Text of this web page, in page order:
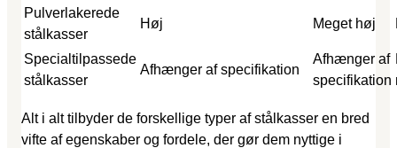
Pulverlakerede
stålkasser
Høj Meget høj
Specialtilpassede
stålkasser
Afhænger af specifikation
Afhænger af
specifikation
Alt i alt tilbyder de forskellige typer af stålkasser en bred
vifte af egenskaber og fordele, der gør dem nyttige i